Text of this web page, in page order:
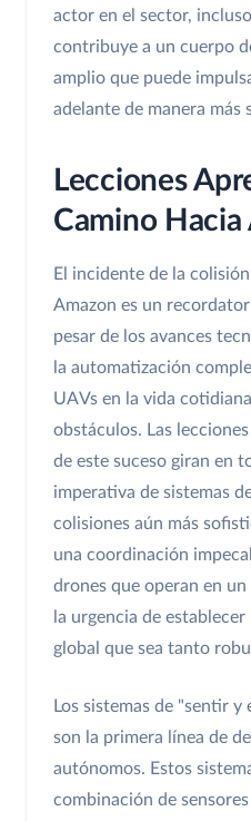
actor en el sector,
contribuye a un cuerpo
amplio que puede
adelante de manera más
Lecciones
Camino Hacia
El incidente de la
Amazon es un
pesar de los avances
la automatización
UAVs en la vida
obstáculos. Las
de este suceso giran en
imperativa de sistemas
colisiones aún más
una coordinación
drones que operan en
la urgencia de
global que sea tanto
Los sistemas de "sentir
son la primera línea de
autónomos. Estos
combinación de